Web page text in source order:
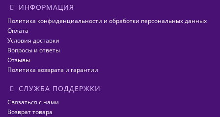
ИНФОРМАЦИЯ
Политика конфиденциальности и обработки персональных данных
Оплата
Условия доставки
Вопросы и ответы
Отзывы
Политика возврата и гарантии
СЛУЖБА ПОДДЕРЖКИ
Связаться с нами
Возврат товара